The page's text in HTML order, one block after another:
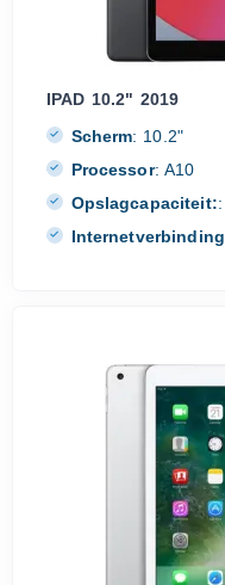
IPAD 10.2" 2019
Scherm: 10.2"
Processor: A10
Opslagcapaciteit::
Internetverbinding